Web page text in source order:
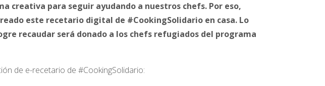
creativa para seguir ayudando a nuestros chefs. Por eso,
este recetario digital de #CookingSolidario en casa. Lo
recaudar será donado a los chefs refugiados del programa
de e-recetario de #CookingSolidario: